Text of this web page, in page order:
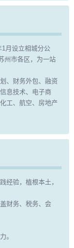
月设立相城分公
州市各区，为一站
、财务外包、融资
息技术、电子商
工、航空、房地产
经验，植根本土，
财务、税务、会
。